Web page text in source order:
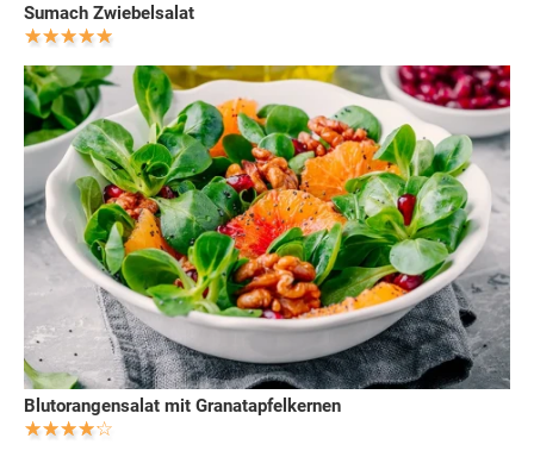
Sumach Zwiebelsalat
Blutorangensalat mit Granatapfelkernen